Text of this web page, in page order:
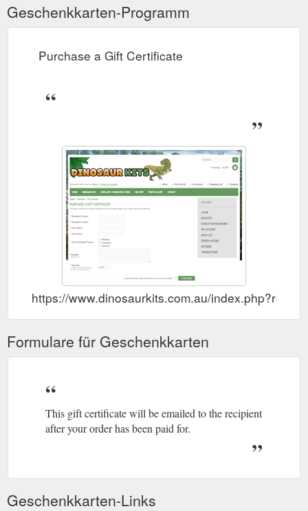
Geschenkkarten-Programm
Purchase a Gift Certificate
https://www.dinosaurkits.com.au/
Formulare für Geschenkkarten
This gift certificate will be emailed to the recipient
after your order has been paid for.
Geschenkkarten-Links